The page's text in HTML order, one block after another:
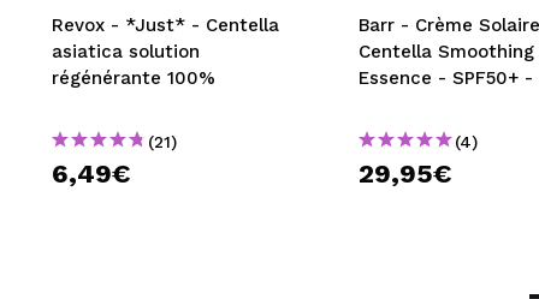
Revox - *Just* - Centella
asiatica solution
régénérante 100%
(21)
6,49€
Barr - Crème
Centella Smoothing
Essence - SPF50+ -
(4)
29,95€